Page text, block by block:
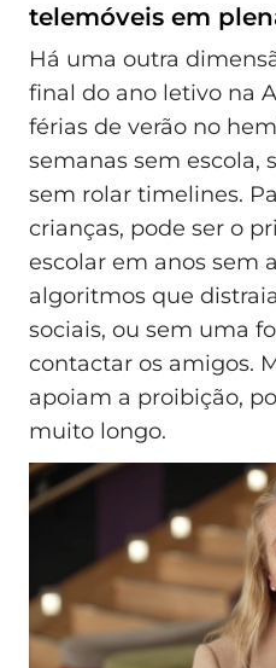
telemóveis em
Há uma outra
final do ano letivo na
férias de verão no
semanas sem escola,
sem rolar timelines.
crianças, pode ser o
escolar em anos sem
algoritmos que
sociais, ou sem uma
contactar os amigos.
apoiam a proibição,
muito longo.